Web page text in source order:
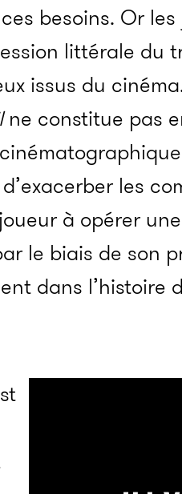
besoins. Or les
littérale du
issus du
ne constitue pas
les
à opérer
le biais de son
dans l’histoire